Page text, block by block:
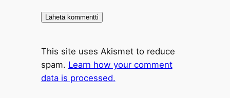
This site uses Akismet to reduce
spam. Learn how your comment
data is processed.